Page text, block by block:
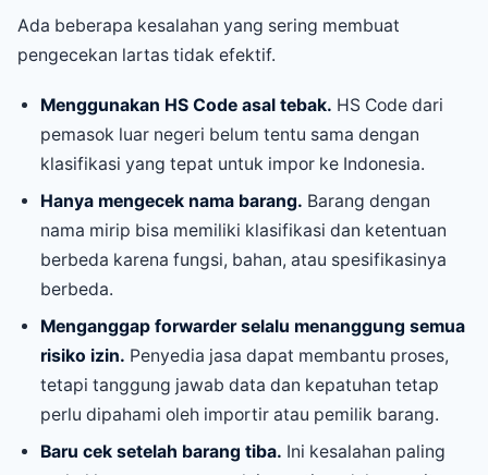
Ada beberapa kesalahan yang sering membuat
pengecekan lartas tidak efektif.
Menggunakan HS Code asal tebak. HS Code dari
pemasok luar negeri belum tentu sama dengan
klasifikasi yang tepat untuk impor ke Indonesia.
Hanya mengecek nama barang. Barang dengan
nama mirip bisa memiliki klasifikasi dan ketentuan
berbeda karena fungsi, bahan, atau spesifikasinya
berbeda.
Menganggap forwarder selalu menanggung semua
risiko izin. Penyedia jasa dapat membantu proses,
tetapi tanggung jawab data dan kepatuhan tetap
perlu dipahami oleh importir atau pemilik barang.
Baru cek setelah barang tiba. Ini kesalahan paling